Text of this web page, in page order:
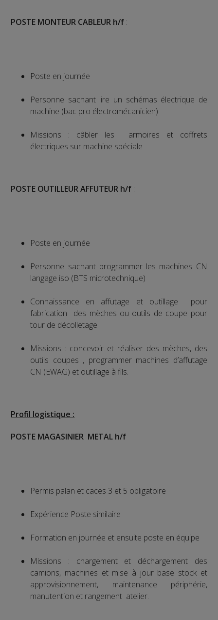
POSTE MONTEUR CABLEUR h/f :
Poste en journée
Personne sachant lire un schémas électrique de
machine (bac pro électromécanicien)
Missions : câbler les armoires et coffrets
électriques sur machine spéciale
POSTE OUTILLEUR AFFUTEUR h/f :
Poste en journée
Personne sachant programmer les machines CN
langage iso (BTS microtechnique)
Connaissance en affutage et outillage pour
fabrication des mèches ou outils de coupe pour
tour de décolletage
Missions : concevoir et réaliser des mèches, des
outils coupes , programmer machines d’affutage
CN (EWAG) et outillage à fils.
Profil logistique :
POSTE MAGASINIER METAL h/f
Permis palan et caces 3 et 5 obligatoire
Expérience Poste similaire
Formation en journée et ensuite poste en équipe
Missions : chargement et déchargement des
camions, machines et mise à jour base stock et
approvisionnement, maintenance périphérie,
manutention et rangement atelier.